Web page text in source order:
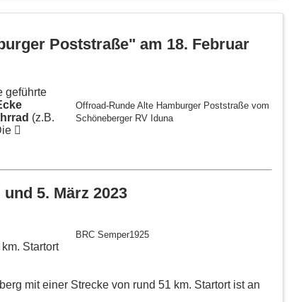
Poststraße" am 18. Februar
Offroad-Runde Alte Hamburger Poststraße vom
Schöneberger RV Iduna
geführte
(z.B.
5. März 2023
BRC Semper1925
Startort
mit einer Strecke von rund 51 km. Startort ist an